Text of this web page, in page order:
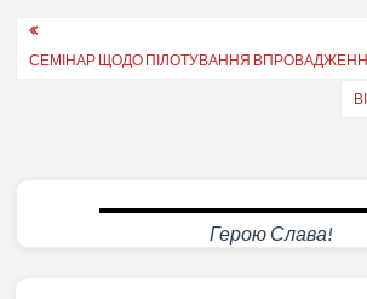
Навігація
записів
СЕМІНАР ЩОДО ПІЛОТУВАННЯ
Герою Слава!